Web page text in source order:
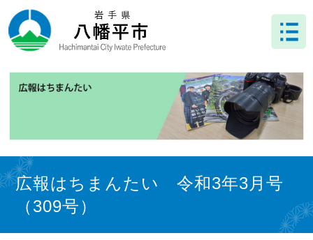
ー
ジ
ニ
ュ
文 広報はちまんたい 令和3年3月号
（309号）